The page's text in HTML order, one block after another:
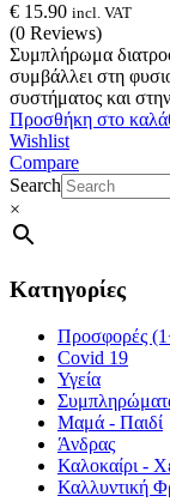
€ 15.90 incl. VAT
(0 Reviews)
Συμπλήρωμα
συμβάλλει στη
συστήματος και
Προσθήκη στο
Wishlist
Compare
Search
×
Κατηγορίες
Προσφορές
Covid 19
Υγεία
Μαμά - Παιδί
Άνδρας
Καλοκαίρι -
Καλλυντική